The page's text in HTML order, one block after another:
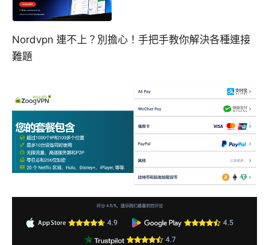
Nordvpn 連不上？別擔心！手把手教你解決各種連接
難題